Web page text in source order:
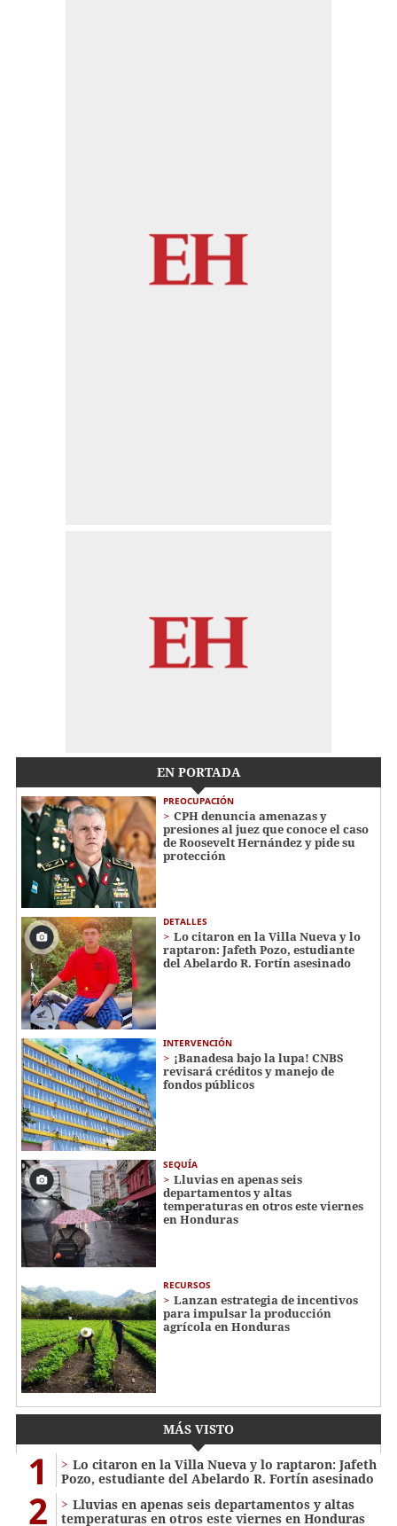
EN PORTADA
PREOCUPACIÓN
CPH denuncia amenazas y
presiones al juez que conoce el caso
de Roosevelt Hernández y pide su
protección
DETALLES
Lo citaron en la Villa Nueva y lo
raptaron: Jafeth Pozo, estudiante
del Abelardo R. Fortín asesinado
INTERVENCIÓN
¡Banadesa bajo la lupa! CNBS
revisará créditos y manejo de
fondos públicos
SEQUÍA
Lluvias en apenas seis
departamentos y altas
temperaturas en otros este viernes
en Honduras
RECURSOS
Lanzan estrategia de incentivos
para impulsar la producción
agrícola en Honduras
MÁS VISTO
1
Lo citaron en la Villa Nueva y lo raptaron: Jafeth
Pozo, estudiante del Abelardo R. Fortín asesinado
2
Lluvias en apenas seis departamentos y altas
temperaturas en otros este viernes en Honduras